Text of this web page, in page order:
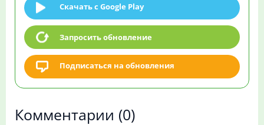
Скачать c Google Play
Запросить обновление
Подписаться на обновления
Комментарии (0)